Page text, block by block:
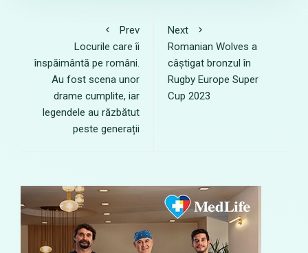
Prev
Locurile care îi
înspăimântă pe români.
Au fost scena unor
drame cumplite, iar
legendele au răzbătut
peste generații
Next
Romanian Wolves a
câștigat bronzul în
Rugby Europe Super
Cup 2023